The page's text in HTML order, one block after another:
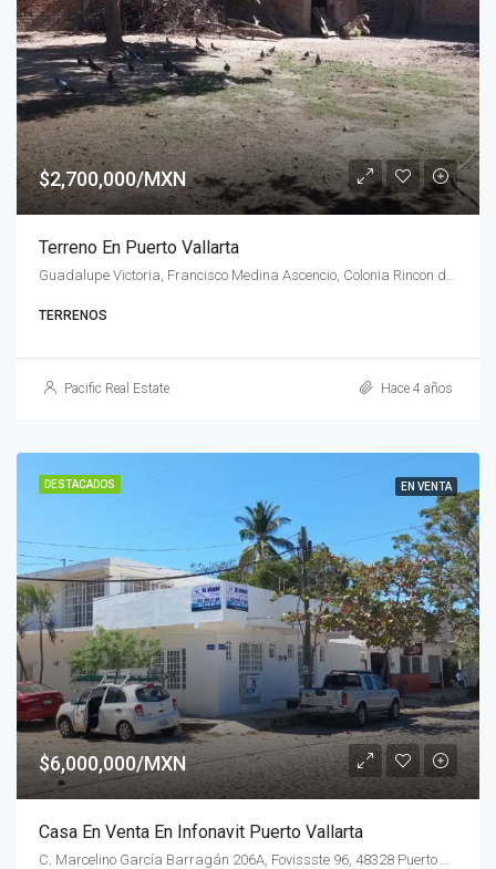
$2,700,000/MXN
Terreno En Puerto Vallarta
TERRENOS
Pacific Real Estate Hace 4 años
DESTACADOS EN VENTA
$6,000,000/MXN
Casa En Venta En Infonavit Puerto Vallarta
C. Marcelino García Barragán 206A, Fovissste 96, 48328 Puerto Vallarta, Jal.